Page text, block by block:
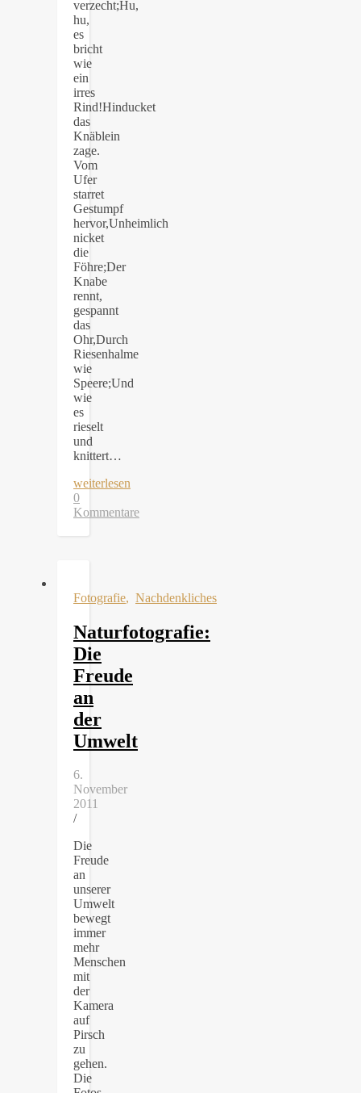
verzecht;Hu,
hu,
es
bricht
wie
ein
irres
Rind!Hinducket
das
Knäblein
zage.
Vom
Ufer
starret
Gestumpf
hervor,Unheimlich
nicket
die
Föhre;Der
Knabe
rennt,
gespannt
das
Ohr,Durch
Riesenhalme
wie
Speere;Und
wie
es
rieselt
und
knittert…
weiterlesen
0
Kommentare
Fotografie, Nachdenkliches
Naturfotografie:
Die
Freude
an
der
Umwelt
6.
November
2011
/
Die
Freude
an
unserer
Umwelt
bewegt
immer
mehr
Menschen
mit
der
Kamera
auf
Pirsch
zu
gehen.
Die